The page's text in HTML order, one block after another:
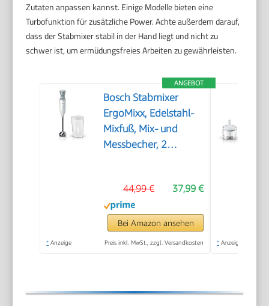
Zutaten anpassen kannst. Einige Modelle bieten eine
Turbofunktion für zusätzliche Power. Achte außerdem darauf,
dass der Stabmixer stabil in der Hand liegt und nicht zu
schwer ist, um ermüdungsfreies Arbeiten zu gewährleisten.
ANGEBOT
Bosch Stabmixer
ErgoMixx, Edelstahl-
Mixfuß, Mix- und
Messbecher, 2
Klingen-Messer,
einfache Reinigung,
600 W, weiß/grau,
MSM66110
37,99 €
44,99 €
Bei Amazon ansehen
* Anzeige Preis inkl. MwSt., zzgl. Versandkosten * Anzeige